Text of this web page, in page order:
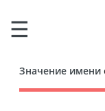
Значение имени